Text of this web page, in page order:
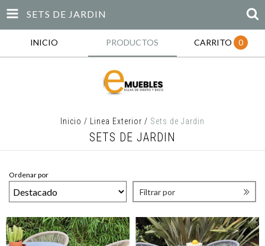
SETS DE JARDIN
INICIO PRODUCTOS CARRITO 0
Inicio / Linea Exterior / Sets de Jardin
SETS DE JARDIN
Ordenar por
Filtrar por